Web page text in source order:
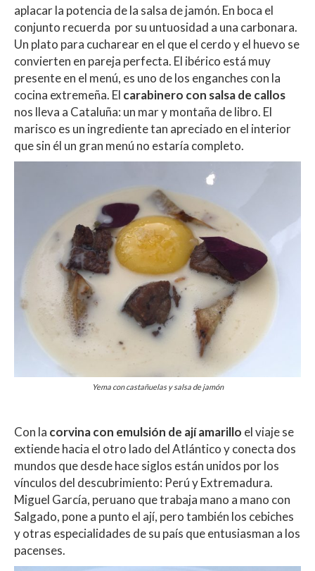
aplacar la potencia de la salsa de jamón. En boca el
conjunto recuerda por su untuosidad a una carbonara.
Un plato para cucharear en el que el cerdo y el huevo se
convierten en pareja perfecta. El ibérico está muy
presente en el menú, es uno de los enganches con la
cocina extremeña. El carabinero con salsa de callos
nos lleva a Cataluña: un mar y montaña de libro. El
marisco es un ingrediente tan apreciado en el interior
que sin él un gran menú no estaría completo.
Yema con castañuelas y salsa de jamón
Con la corvina con emulsión de ají amarillo el viaje se
extiende hacia el otro lado del Atlántico y conecta dos
mundos que desde hace siglos están unidos por los
vínculos del descubrimiento: Perú y Extremadura.
Miguel García, peruano que trabaja mano a mano con
Salgado, pone a punto el ají, pero también los cebiches
y otras especialidades de su país que entusiasman a los
pacenses.